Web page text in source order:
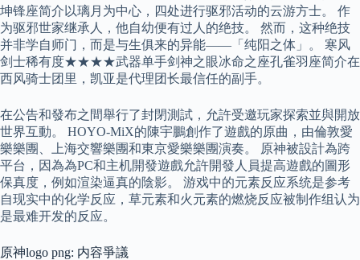
坤锋座简介以璃月为中心，四处进行驱邪活动的云游方士。 作
为驱邪世家继承人，他自幼便有过人的绝技。 然而，这种绝技
并非学自师门，而是与生俱来的异能——「纯阳之体」。 寒风
剑士稀有度★★★★武器单手剑神之眼冰命之座孔雀羽座简介在
西风骑士团里，凯亚是代理团长最信任的副手。
在公告和發布之間舉行了封閉測試，允許受邀玩家探索並與開放
世界互動。 HOYO-MiX的陳宇鵬創作了遊戲的原曲，由倫敦愛
樂樂團、上海交響樂團和東京愛樂樂團演奏。 原神被設計為跨
平台，因為為PC和主机開發遊戲允許開發人員提高遊戲的圖形
保真度，例如渲染逼真的陰影。 游戏中的元素反应系统是参考
自现实中的化学反应，草元素和火元素的燃烧反应被制作组认为
是最难开发的反应。
原神logo png: 内容爭議